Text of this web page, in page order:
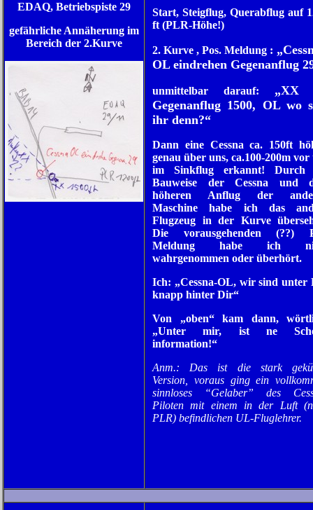
EDAQ, Betriebspiste 29
gefährliche Annäherung im
Bereich der 2.Kurve
Start, Steigflug, Querabflug auf
ft (PLR-Höhe!)
2. Kurve , Pos. Meldung :
OL eindrehen Gegenanflug
unmittelbar darauf: „XX
Gegenanflug 1500, OL wo
ihr denn?“
Dann eine Cessna ca. 150ft
genau über uns, ca.100-200m vor
im Sinkflug erkannt! Durch
Bauweise der Cessna und
höheren Anflug der
Maschine habe ich das
Flugzeug in der Kurve
Die vorausgehenden (??)
Meldung habe ich
wahrgenommen oder überhört.
Ich: „Cessna-OL, wir sind unter
knapp hinter Dir“
Von „oben“ kam dann,
„Unter mir, ist ne
information!“
Anm.: Das ist die stark
Version, voraus ging ein
sinnloses “Gelaber” des
Piloten mit einem in der Luft
PLR) befindlichen UL-Fluglehrer.